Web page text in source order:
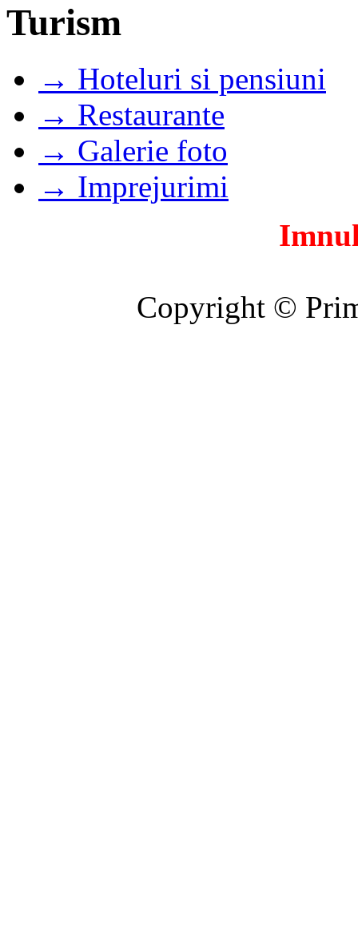
Turism
→ Hoteluri si pensiuni
→ Restaurante
→ Galerie foto
→ Imprejurimi
Copyright ©